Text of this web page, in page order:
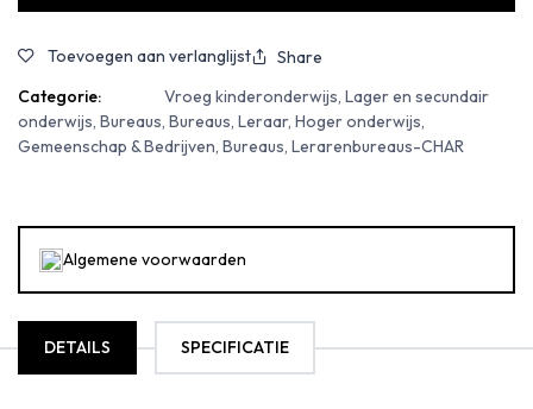
Toevoegen aan verlanglijst
Share
Categorie:
Vroeg kinderonderwijs, Lager en secundair
onderwijs, Bureaus, Bureaus, Leraar, Hoger onderwijs,
Gemeenschap & Bedrijven, Bureaus, Lerarenbureaus-CHAR
Algemene voorwaarden
DETAILS SPECIFICATIE